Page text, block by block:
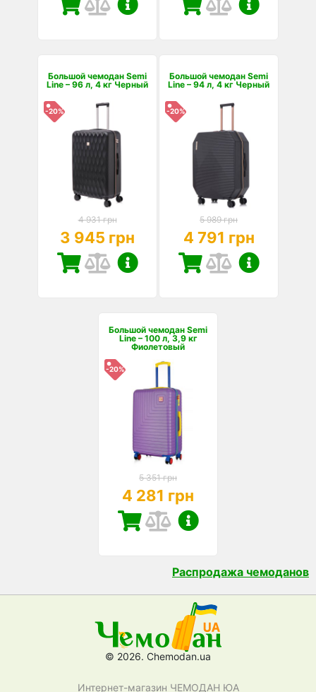
Большой чемодан Semi
Line – 96 л, 4 кг Черный
-20%
4 931 грн
3 945 грн
Большой чемодан Semi
Line – 94 л, 4 кг Черный
-20%
5 989 грн
4 791 грн
Большой чемодан Semi
Line – 100 л, 3,9 кг
Фиолетовый
-20%
5 351 грн
4 281 грн
Распродажа чемоданов
© 2026. Chemodan.ua
Интернет-магазин ЧЕМОДАН ЮА